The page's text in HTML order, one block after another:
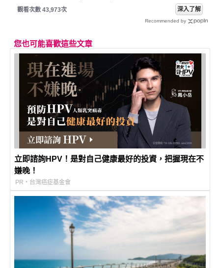
觀看次數 43,973次 深入了解
Recommended by
您也可能喜歡這些文章
立即諮詢HPV！是對自己健康最好的投資，把握現在不
嫌晚！
PR・台灣癌症基金會